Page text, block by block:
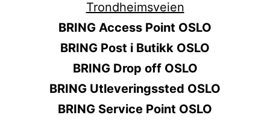
BRING Access Point OSLO
BRING Post i Butikk OSLO
BRING Drop off OSLO
BRING Utleveringssted OSLO
BRING Service Point OSLO